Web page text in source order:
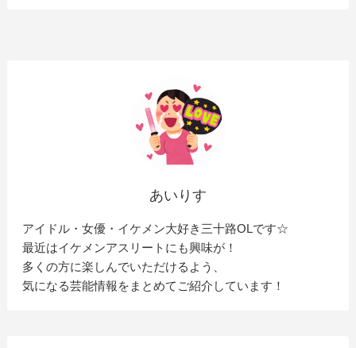
あいりす
アイドル・女優・イケメン大好き三十路OLです☆
最近はイケメンアスリートにも興味が！
多くの方に楽しんでいただけるよう、
気になる芸能情報をまとめてご紹介しています！